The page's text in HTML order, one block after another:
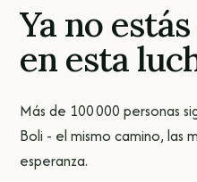
Ya no estás
en esta
Más de 100 000 personas
Boli - el mismo camino, las
esperanza.